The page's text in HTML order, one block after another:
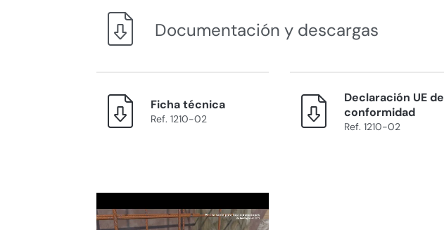
Documentación y descargas
Ficha técnica
Ref. 1210-02
Declaración UE de
conformidad
Ref. 1210-02